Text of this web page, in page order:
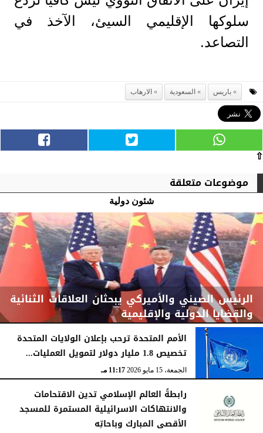
سلوكها الإقليمي السيئ، الآخذ في
التصاعد.
باريس السعودية الارهاب
⇧
موضوعات متعلقة
شئون دولية
الرئيس الصيني والأميركي يبحثان العلاقات الثنائية
والقضايا الدولية والإقليمية
الجمعة، 15 مايو 2026 11:52 مـ
الأمم المتحدة ترحب بإعلان الولايات المتحدة
تخصيص 1.8 مليار دولار لتمويل العمليات...
الجمعة، 15 مايو 2026 11:17 مـ
رابطةُ العالم الإسلامي تدين الاقتحامات
والانتهاكات الاسرائيلية المستمرة للمسجد
الأقصى المبارك وباحاتِه